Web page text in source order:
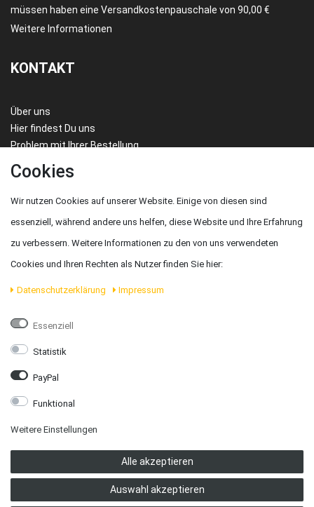
müssen haben eine Versandkostenpauschale von 90,00 €
Weitere Informationen
KONTAKT
Über uns
Hier findest Du uns
Problem mit Ihrer Bestellung
FAQ/HILFE
Karl Amesbichler GmbH
Email:office@amesbichler.com
MO, DI, MI und FR:
9.00 bis 11.45 Uhr
Cookies
Wir nutzen Cookies auf unserer Website. Einige von diesen sind
essenziell, während andere uns helfen, diese Website und Ihre Erfahrung
zu verbessern. Weitere Informationen zu den von uns verwendeten
Cookies und Ihren Rechten als Nutzer finden Sie hier:
Daten­schutz­erklärung Impressum
Essenziell
Statistik
PayPal
Funktional
Weitere Einstellungen
Alle akzeptieren
Auswahl akzeptieren